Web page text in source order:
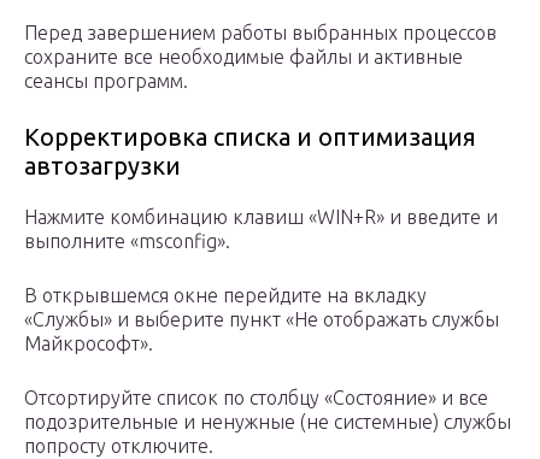
Перед завершением работы выбранных процессов
сохраните все необходимые файлы и активные
сеансы программ.
Корректировка списка и оптимизация
автозагрузки
Нажмите комбинацию клавиш «WIN+R» и введите и
выполните «msconfig».
В открывшемся окне перейдите на вкладку
«Службы» и выберите пункт «Не отображать службы
Майкрософт».
Отсортируйте список по столбцу «Состояние» и все
подозрительные и ненужные (не системные) службы
попросту отключите.